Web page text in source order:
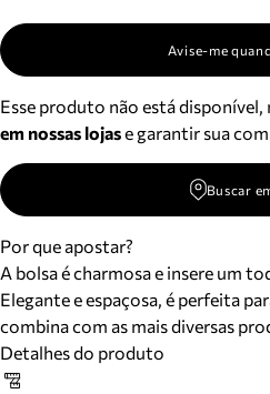
Avise-me
Esse produto não está disponível,
em nossas lojase garantir sua
Buscar
Por que apostar?
A bolsa é charmosa e insere um
Elegante e espaçosa, é perfeita
combina com as mais diversas
Detalhes do produto